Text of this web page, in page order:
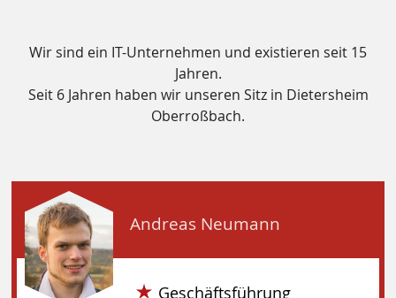
Wir sind ein IT-Unternehmen und existieren seit 15
Jahren.
Seit 6 Jahren haben wir unseren Sitz in Dietersheim
Oberroßbach.
Andreas Neumann
Geschäftsführung